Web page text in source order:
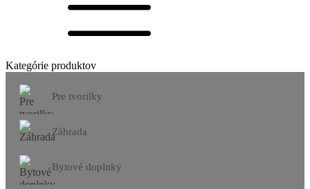
Kategórie produktov
Pre tvorilky
Záhrada
Bytové doplnky